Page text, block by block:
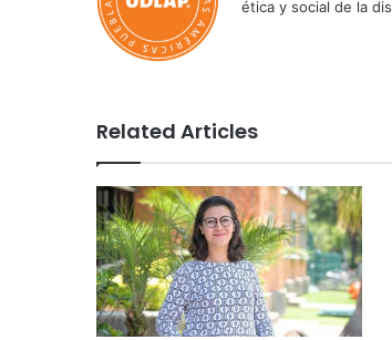
ética y social de la
Related Articles